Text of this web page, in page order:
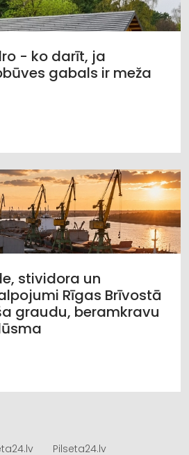
- ko darīt, ja
gabals ir meža
stividora un
Rīgas Brīvostā
graudu, beramkravu
Pilseta24.lv